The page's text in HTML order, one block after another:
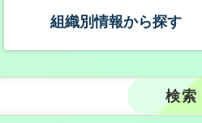
組織別情報から探す